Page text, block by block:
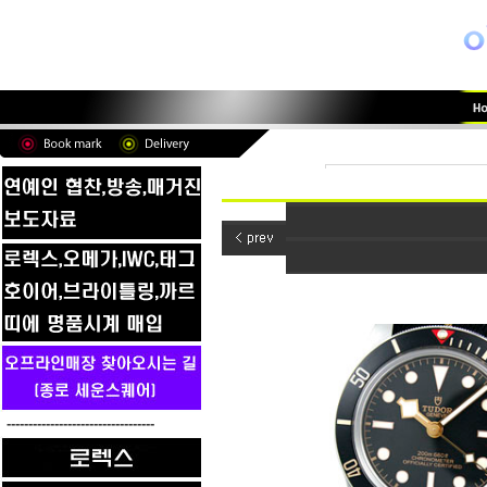
----------------------------------